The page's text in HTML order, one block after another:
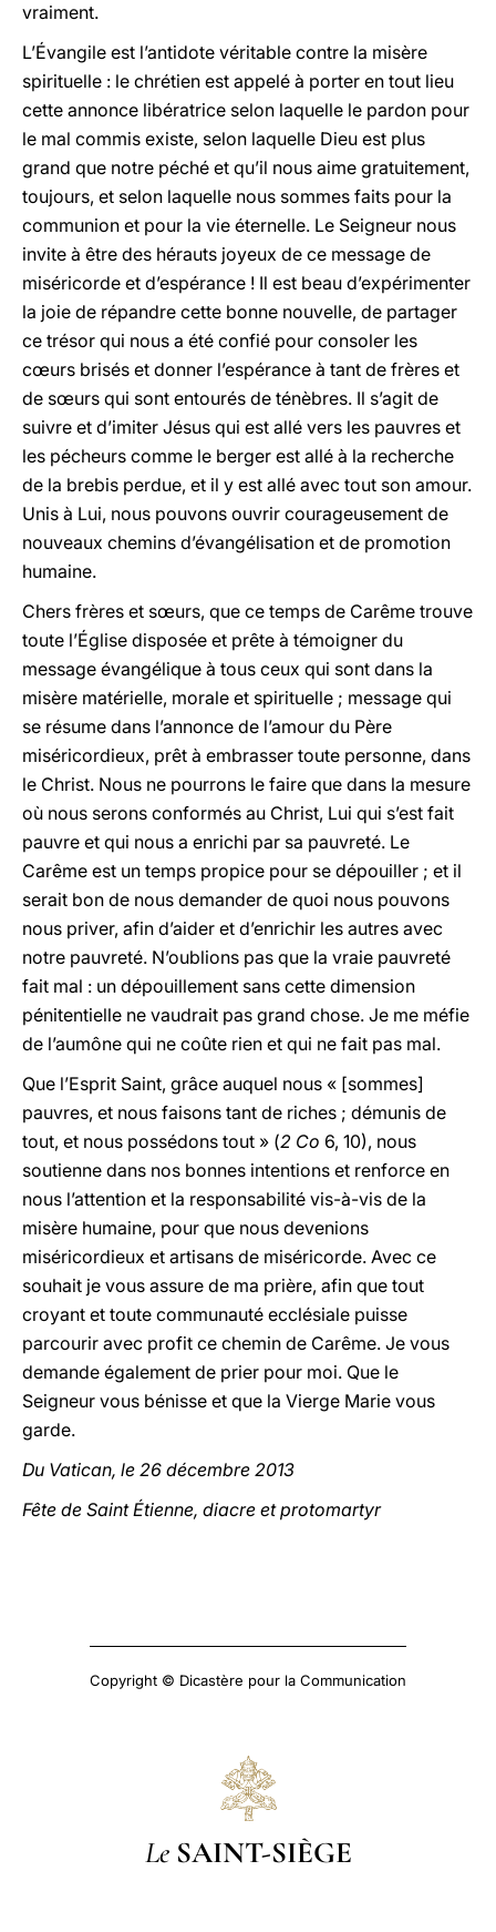
vraiment.
L’Évangile est l’antidote véritable contre la misère
spirituelle : le chrétien est appelé à porter en tout lieu
cette annonce libératrice selon laquelle le pardon pour
le mal commis existe, selon laquelle Dieu est plus
grand que notre péché et qu’il nous aime gratuitement,
toujours, et selon laquelle nous sommes faits pour la
communion et pour la vie éternelle. Le Seigneur nous
invite à être des hérauts joyeux de ce message de
miséricorde et d’espérance ! Il est beau d’expérimenter
la joie de répandre cette bonne nouvelle, de partager
ce trésor qui nous a été confié pour consoler les
cœurs brisés et donner l’espérance à tant de frères et
de sœurs qui sont entourés de ténèbres. Il s’agit de
suivre et d’imiter Jésus qui est allé vers les pauvres et
les pécheurs comme le berger est allé à la recherche
de la brebis perdue, et il y est allé avec tout son amour.
Unis à Lui, nous pouvons ouvrir courageusement de
nouveaux chemins d’évangélisation et de promotion
humaine.
Chers frères et sœurs, que ce temps de Carême trouve
toute l’Église disposée et prête à témoigner du
message évangélique à tous ceux qui sont dans la
misère matérielle, morale et spirituelle ; message qui
se résume dans l’annonce de l’amour du Père
miséricordieux, prêt à embrasser toute personne, dans
le Christ. Nous ne pourrons le faire que dans la mesure
où nous serons conformés au Christ, Lui qui s’est fait
pauvre et qui nous a enrichi par sa pauvreté. Le
Carême est un temps propice pour se dépouiller ; et il
serait bon de nous demander de quoi nous pouvons
nous priver, afin d’aider et d’enrichir les autres avec
notre pauvreté. N’oublions pas que la vraie pauvreté
fait mal : un dépouillement sans cette dimension
pénitentielle ne vaudrait pas grand chose. Je me méfie
de l’aumône qui ne coûte rien et qui ne fait pas mal.
Que l’Esprit Saint, grâce auquel nous « [sommes]
pauvres, et nous faisons tant de riches ; démunis de
tout, et nous possédons tout » (2 Co 6, 10), nous
soutienne dans nos bonnes intentions et renforce en
nous l’attention et la responsabilité vis-à-vis de la
misère humaine, pour que nous devenions
miséricordieux et artisans de miséricorde. Avec ce
souhait je vous assure de ma prière, afin que tout
croyant et toute communauté ecclésiale puisse
parcourir avec profit ce chemin de Carême. Je vous
demande également de prier pour moi. Que le
Seigneur vous bénisse et que la Vierge Marie vous
garde.
Du Vatican, le 26 décembre 2013
Fête de Saint Étienne, diacre et protomartyr
Copyright © Dicastère pour la Communication
Le SAINT-SIÈGE